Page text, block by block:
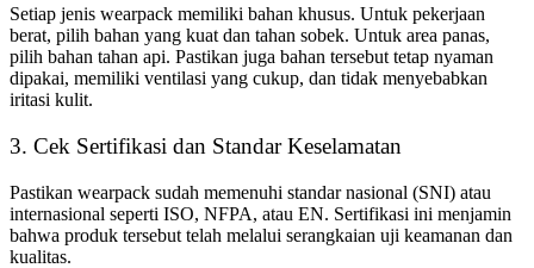
Setiap jenis wearpack memiliki bahan khusus. Untuk pekerjaan
berat, pilih bahan yang kuat dan tahan sobek. Untuk area panas,
pilih bahan tahan api. Pastikan juga bahan tersebut tetap nyaman
dipakai, memiliki ventilasi yang cukup, dan tidak menyebabkan
iritasi kulit.
3. Cek Sertifikasi dan Standar Keselamatan
Pastikan wearpack sudah memenuhi standar nasional (SNI) atau
internasional seperti ISO, NFPA, atau EN. Sertifikasi ini menjamin
bahwa produk tersebut telah melalui serangkaian uji keamanan dan
kualitas.